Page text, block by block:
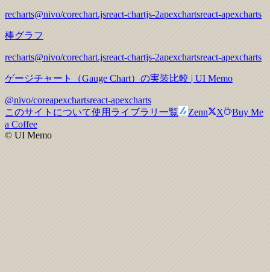
recharts@nivo/corechart.jsreact-chartjs-2apexchartsreact-apexcharts
棒グラフ
recharts@nivo/corechart.jsreact-chartjs-2apexchartsreact-apexcharts
ゲージチャート（Gauge Chart）の実装比較 | UI Memo
@nivo/coreapexchartsreact-apexcharts
このサイトについて使用ライブラリ一覧 Zenn X
Buy Me
a Coffee
© UI Memo